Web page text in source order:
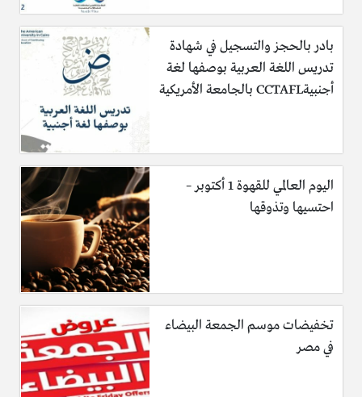
بادر بالحجز والتسجيل في شهادة
تدريس اللغة العربية بوصفها لغة
أجنبيةCCTAFL بالجامعة الأمريكية
اليوم العالمي للقهوة 1 أكتوبر –
احتسيها وتذوقها
تخفيضات موسم الجمعة البيضاء
في مصر